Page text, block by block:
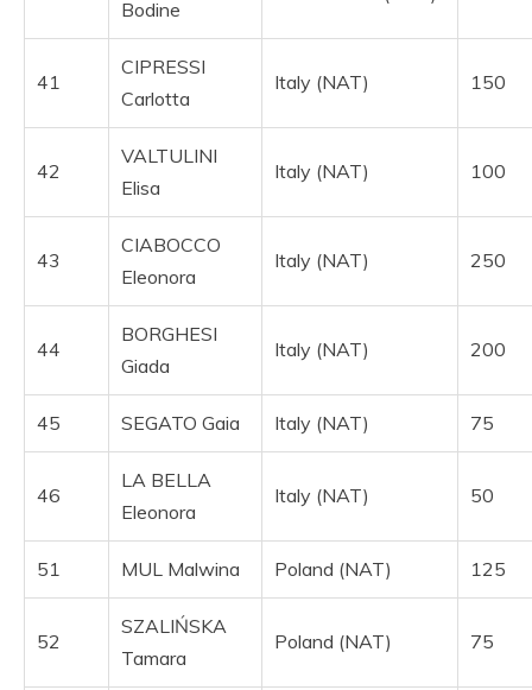
Bodine
41
CIPRESSI
Carlotta
Italy (NAT) 150
42
VALTULINI
Elisa
Italy (NAT) 100
43
CIABOCCO
Eleonora
Italy (NAT) 250
44
BORGHESI
Giada
Italy (NAT) 200
45 SEGATO Gaia Italy (NAT) 75
46
LA BELLA
Eleonora
Italy (NAT) 50
51 MUL Malwina Poland (NAT) 125
52
SZALIŃSKA
Tamara
Poland (NAT) 75